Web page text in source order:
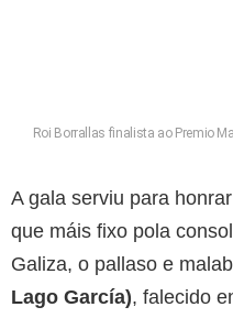
Roi Borrallas finalista ao Premio
A gala serviu para
que máis fixo pola
Galiza, o pallaso e
Lago García), falecido